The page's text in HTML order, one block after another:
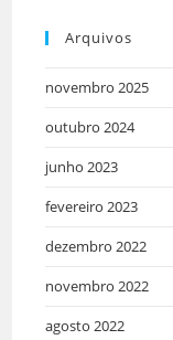
Arquivos
novembro 2025
outubro 2024
junho 2023
fevereiro 2023
dezembro 2022
novembro 2022
agosto 2022